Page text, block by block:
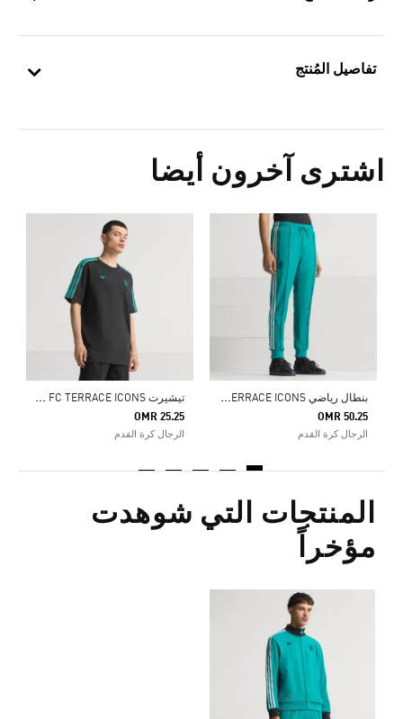
تفاصيل المُنتج
اشترى آخرون أيضا
ب
نطال رياضي LIVERPOOL FC TERRACE ICONS
OMR 50.25
الرجال كرة القدم
ت
يشيرت LIVERPOOL FC TERRACE ICONS
OMR 25.25
الرجال كرة القدم
المنتجات التي شوهدت
مؤخراً